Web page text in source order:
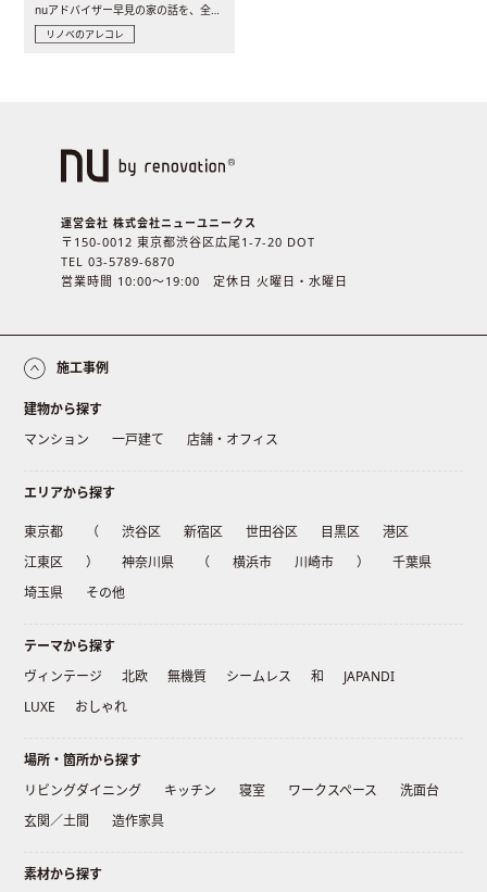
リノベのアレコレ
運営会社 株式会社ニューユニークス
〒150-0012 東京都渋谷区広尾1-7-20 DOT
TEL 03-5789-6870
営業時間 10:00〜19:00 定休日 火曜日・水曜日
施工事例
建物から探す
マンション
一戸建て 店舗・オフィス
エリアから探す
東京都 （ 渋谷区 新宿区 世田谷区 目黒区
港区
江東区
） 神奈川県 （ 横浜市 川崎市 ）
千葉県
埼玉県
その他
テーマから探す
ヴィンテージ
北欧 無機質 シームレス 和
JAPANDI
LUXE
おしゃれ
場所・箇所から探す
リビングダイニング
キッチン 寝室 ワークスペース
洗面台
玄関／土間
造作家具
素材から探す